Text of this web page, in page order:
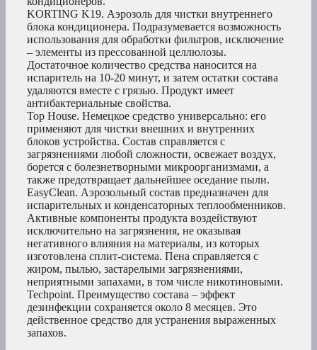
KORTING K19. Аэрозоль для чистки внутреннего
блока кондиционера. Подразумевается возможность
использования для обработки фильтров, исключение
– элементы из прессованной целлюлозы.
Достаточное количество средства наносится на
испаритель на 10-20 минут, и затем остатки состава
удаляются вместе с грязью. Продукт имеет
антибактериальные свойства.
Top House. Немецкое средство универсально: его
применяют для чистки внешних и внутренних
блоков устройства. Состав справляется с
загрязнениями любой сложности, освежает воздух,
борется с болезнетворными микроорганизмами, а
также предотвращает дальнейшее оседание пыли.
EasyClean. Аэрозольный состав предназначен для
испарительных и конденсаторных теплообменников.
Активные компоненты продукта воздействуют
исключительно на загрязнения, не оказывая
негативного влияния на материалы, из которых
изготовлена сплит-система. Пена справляется с
жиром, пылью, застарелыми загрязнениями,
неприятными запахами, в том числе никотиновыми.
Techpoint. Преимущество состава – эффект
дезинфекции сохраняется около 8 месяцев. Это
действенное средство для устранения выраженных
запахов.